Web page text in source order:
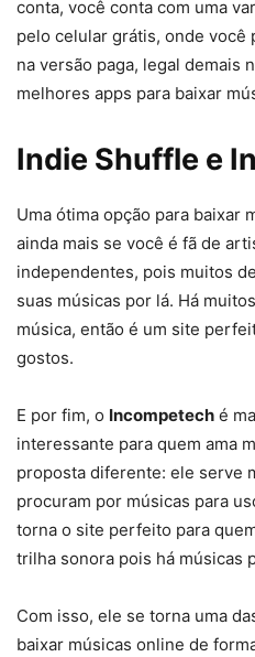
conta, você conta com uma
pelo celular grátis, onde você
na versão paga, legal demais
melhores apps para baixar
Indie Shuffle e
Uma ótima opção para baixar
ainda mais se você é fã de
independentes, pois muitos
suas músicas por lá. Há
música, então é um site
gostos.
E por fim, o Incompetech é
interessante para quem ama
proposta diferente: ele serve
procuram por músicas para
torna o site perfeito para
trilha sonora pois há músicas
Com isso, ele se torna uma
baixar músicas online de